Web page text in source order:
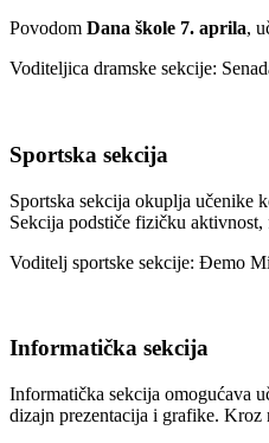
Povodom Dana škole 7. aprila,
Voditeljica dramske sekcije:
Sportska sekcija
Sportska sekcija okuplja učenike
Sekcija podstiče fizičku
Voditelj sportske sekcije: Đemo
Informatička sekcija
Informatička sekcija omogućava
dizajn prezentacija i grafike. Kroz